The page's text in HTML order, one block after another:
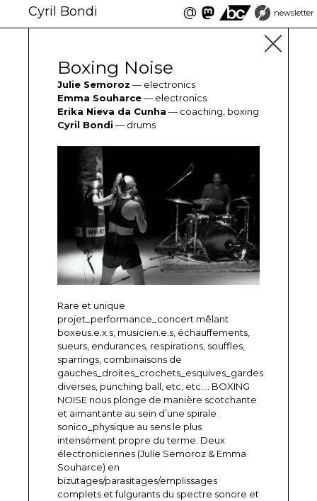
Cyril Bondi @ newsletter
Boxing Noise
Julie Semoroz — electronics
Emma Souharce— electronics
Erika Nieva da Cunha — coaching, boxing
Cyril Bondi — drums
Rare et unique
projet_performance_concert mêlant
boxeus.e.x.s, musicien.e.s, échauffements,
sueurs, endurances, respirations, souffles,
sparrings, combinaisons de
gauches_droites_crochets_esquives_gardes
diverses, punching ball, etc, etc…. BOXING
NOISE nous plonge de manière scotchante
et aimantante au sein d’une spirale
sonico_physique au sens le plus
intensément propre du terme. Deux
électroniciennes (Julie Semoroz & Emma
Souharce) en
bizutages/parasitages/emplissages
complets et fulgurants du spectre sonore et